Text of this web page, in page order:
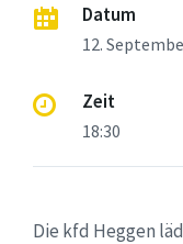
Datum
12.
Zeit
18:30
Die kfd Heggen